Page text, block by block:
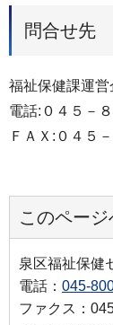
問合せ先
福祉保健課運営
電話:０４５－
ＦＡＸ:０４５
このペー
泉区福祉保健
電話： 045-
ファクス：